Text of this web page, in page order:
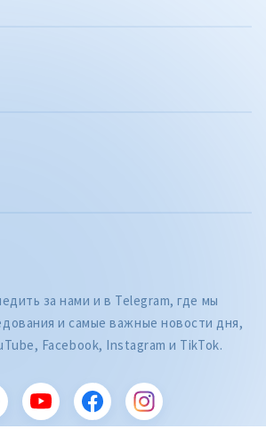
за нами и в Telegram, где мы
и самые важные новости дня,
Facebook, Instagram и TikTok.
Citește articolul